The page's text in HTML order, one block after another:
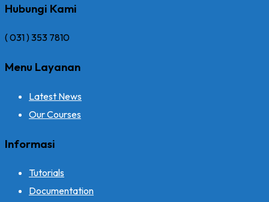
Hubungi Kami
( 031 ) 353 7810
Menu Layanan
Latest News
Our Courses
Informasi
Tutorials
Documentation